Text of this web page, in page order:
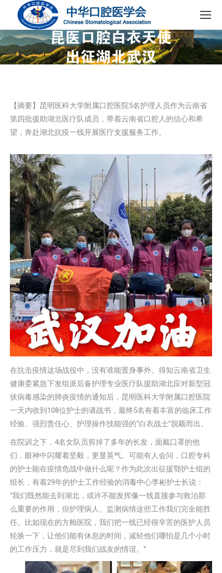
【摘要】昆明医科大学附属口腔医院5名护理人员作为云南省
第四批援助湖北医疗队成员，带着云南省口腔人的信心和希
望，奔赴湖北抗疫一线开展医疗支援服务工作。
在抗击疫情这场战役中，没有谁能置身事外。得知云南省卫生
健康委紧急下发组派后备护理专业医疗队援助湖北应对新型冠
状病毒感染的肺炎疫情的通知后，昆明医科大学附属口腔医院
一天内收到108位护士的请战书，最终5名有着丰富的临床工作
经验、强烈责任心、护理操作技能强的“白衣战士”脱颖而出。
在院训之下，4名女队员剪掉了多年的长发，面戴口罩的他
们，眼神中闪耀着坚毅，更显英气。可能有人会问，口腔专科
的护士能在疫情危战中做什么呢？作为此次出征援鄂护士组的
组长，有着29年的护士工作经验的消毒中心李彬护士长说：
“我们既然能去到湖北，或许不能发挥像一线直接参与救治那
么重要的作用，但护理病人、监测病情这些工作我们完全能胜
任。比如现在的方舱医院，我们把一线已经很辛苦的医护人员
轮换一下，让他们能有休息的时间，减轻他们哪怕是几个小时
的工作压力，就是尽到我们战友的情谊。”